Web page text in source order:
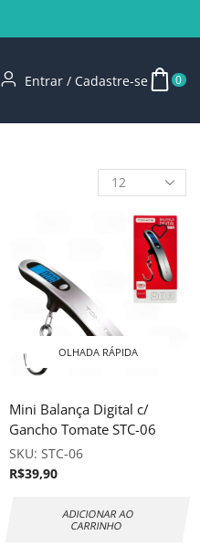
Entrar / Cadastre-se 0
OLHADA RÁPIDA
Mini Balança Digital c/
Gancho Tomate STC-06
SKU: STC-06
R$39,90
ADICIONAR AO
CARRINHO